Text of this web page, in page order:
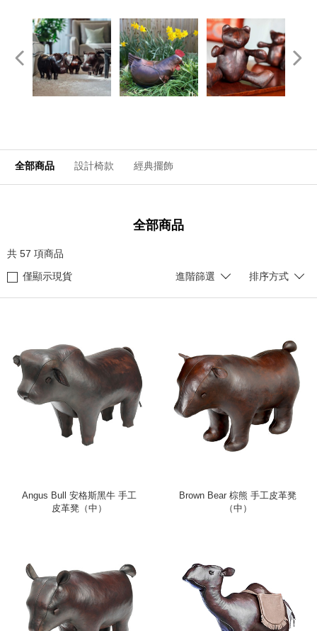
全部商品 設計椅款 經典擺飾
全部商品
共 57 項商品
僅顯示現貨
進階篩選 排序方式
Angus Bull 安格斯黑牛 手工
皮革凳（中）
Brown Bear 棕熊 手工皮革凳
（中）